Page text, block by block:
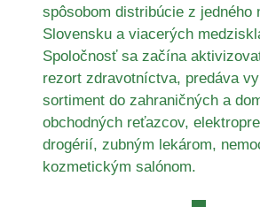
spôsobom distribúcie z jedného
Slovensku a viacerých
Spoločnosť sa začína
rezort zdravotníctva, predáva
sortiment do zahraničných a
obchodných reťazcov,
drogérií, zubným lekárom,
kozmetickým salónom.